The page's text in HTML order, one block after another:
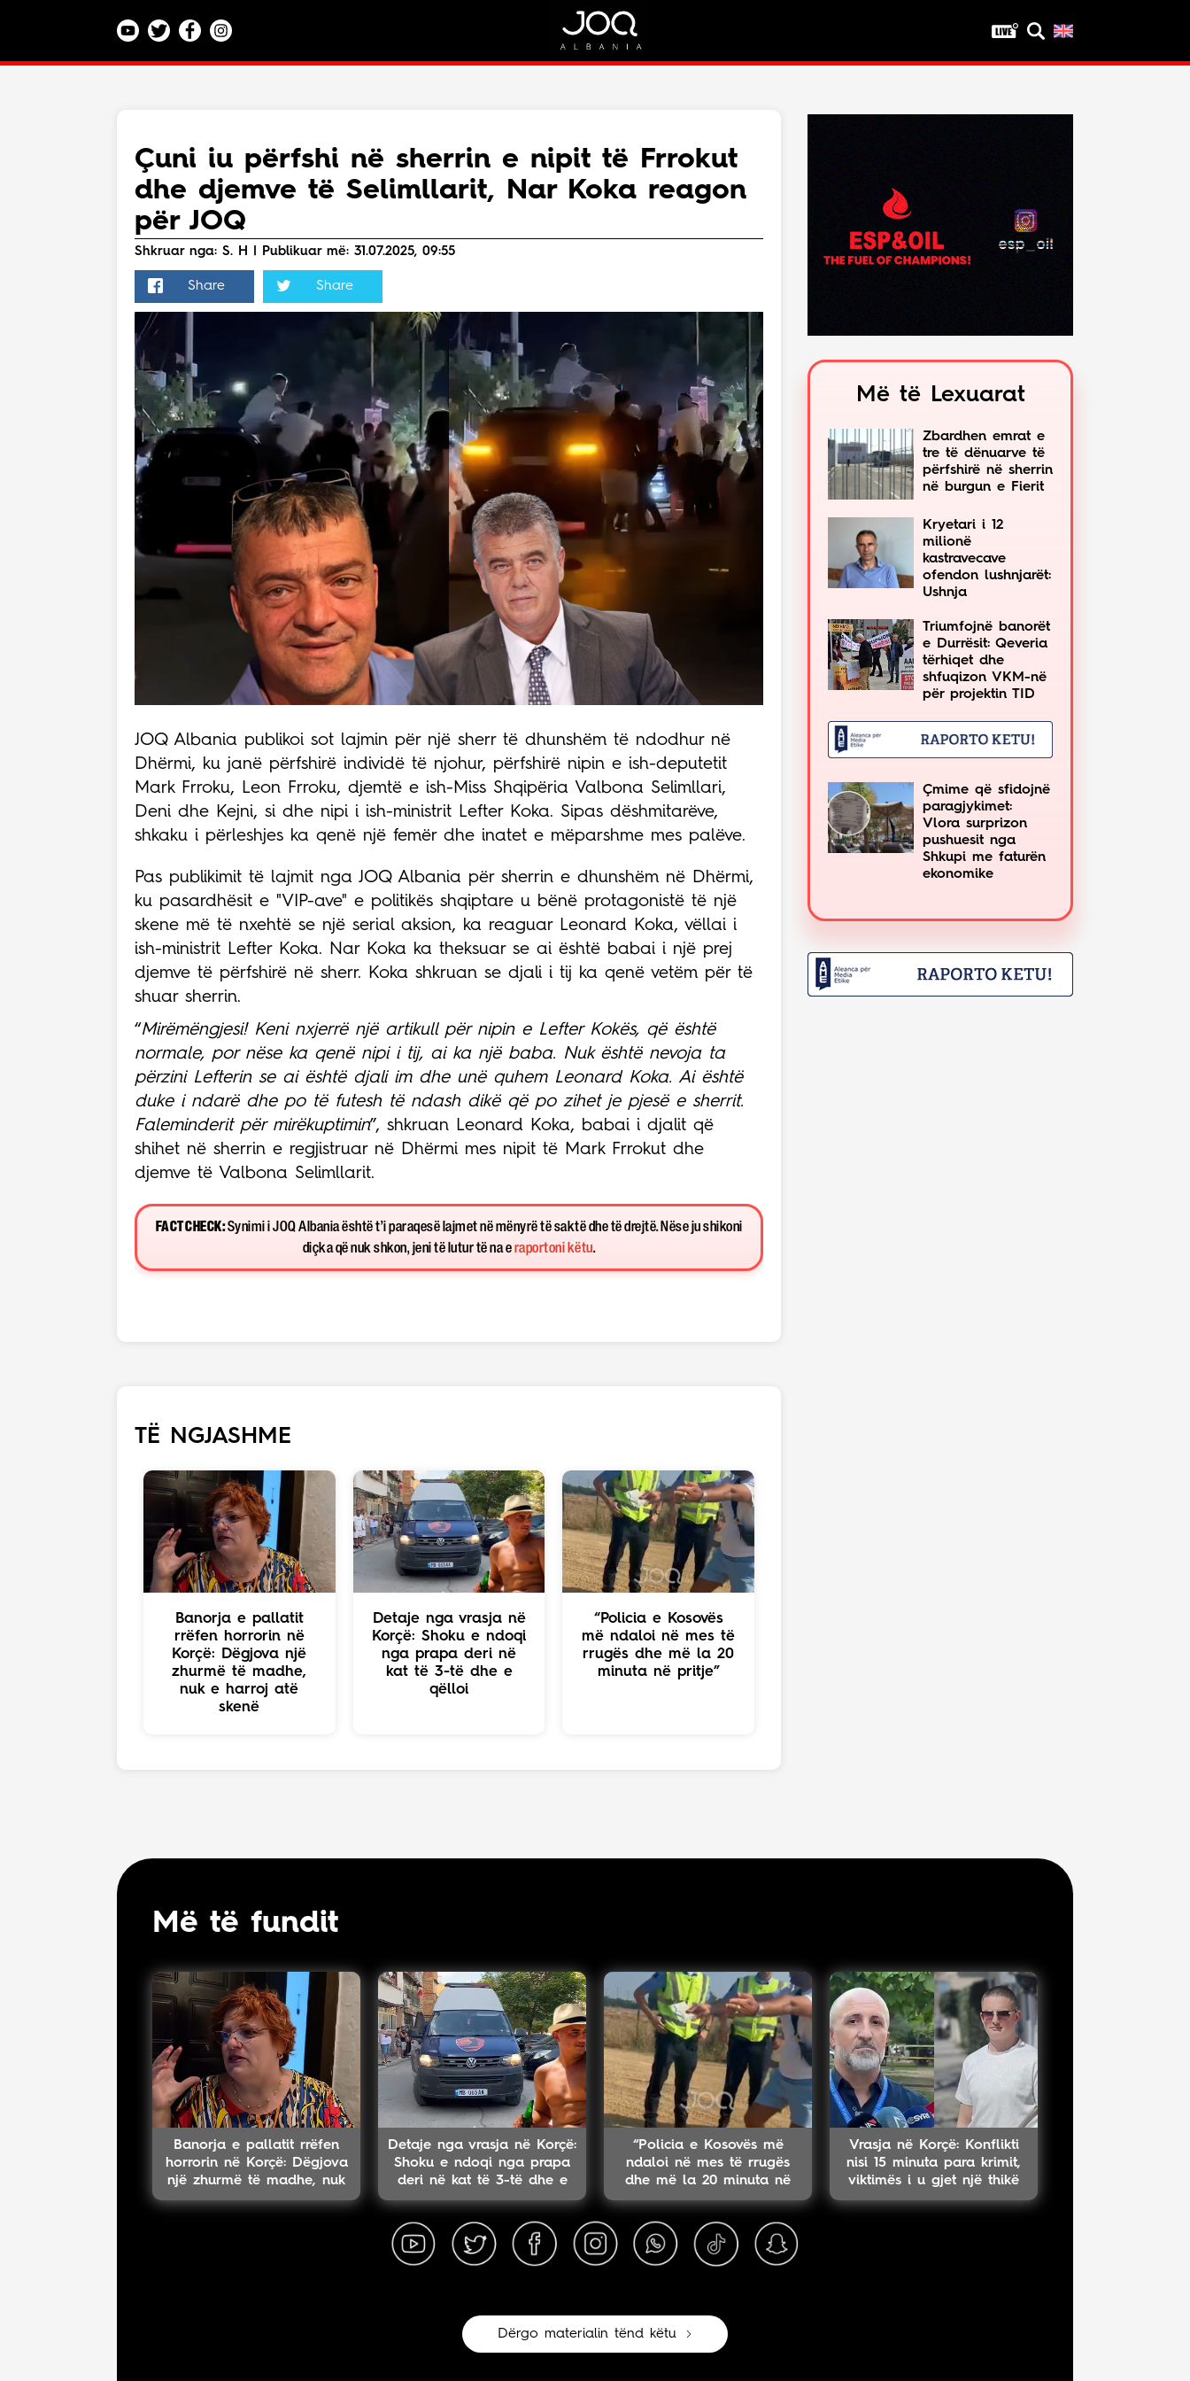
Lajme
Teknologji
Bota
Argëtim
Maqedoni
Puno me ne!
Live
Kontakt
Çuni iu përfshi në sherrin e nipit të Frrokut
dhe djemve të Selimllarit, Nar Koka reagon
për JOQ
Shkruar nga: S. H | Publikuar më: 31.07.2025, 09:55
Share Share
JOQ Albania publikoi sot lajmin për një sherr të dhunshëm të ndodhur në
Dhërmi, ku janë përfshirë individë të njohur, përfshirë nipin e ish-deputetit
Mark Frroku, Leon Frroku, djemtë e ish-Miss Shqipëria Valbona Selimllari,
Deni dhe Kejni, si dhe nipi i ish-ministrit Lefter Koka. Sipas dëshmitarëve,
shkaku i përleshjes ka qenë një femër dhe inatet e mëparshme mes palëve.
Pas publikimit të lajmit nga JOQ Albania për sherrin e dhunshëm në Dhërmi,
ku pasardhësit e "VIP-ave" e politikës shqiptare u bënë protagonistë të një
skene më të nxehtë se një serial aksion, ka reaguar Leonard Koka, vëllai i
ish-ministrit Lefter Koka. Nar Koka ka theksuar se ai është babai i një prej
djemve të përfshirë në sherr. Koka shkruan se djali i tij ka qenë vetëm për të
shuar sherrin.
“Mirëmëngjesi! Keni nxjerrë një artikull për nipin e Lefter Kokës, që është
normale, por nëse ka qenë nipi i tij, ai ka një baba. Nuk është nevoja ta
përzini Lefterin se ai është djali im dhe unë quhem Leonard Koka. Ai është
duke i ndarë dhe po të futesh të ndash dikë që po zihet je pjesë e sherrit.
Faleminderit për mirëkuptimin”, shkruan Leonard Koka, babai i djalit që
shihet në sherrin e regjistruar në Dhërmi mes nipit të Mark Frrokut dhe
djemve të Valbona Selimllarit.
FACT CHECK:Synimi i JOQ Albania është t’i paraqesë lajmet në mënyrë të saktë dhe të drejtë. Nëse ju shikoni
diçka që nuk shkon, jeni të lutur të na e raportoni këtu.
TË NGJASHME
Banorja e pallatit
rrëfen horrorin në
Korçë: Dëgjova një
zhurmë të madhe,
nuk e harroj atë
skenë
Detaje nga vrasja në
Korçë: Shoku e ndoqi
nga prapa deri në
kat të 3-të dhe e
qëlloi
“Policia e Kosovës
më ndaloi në mes të
rrugës dhe më la 20
minuta në pritje”
Më të Lexuarat
Zbardhen emrat e
tre të dënuarve të
përfshirë në sherrin
në burgun e Fierit
Kryetari i 12
milionë
kastravecave
ofendon lushnjarët:
Ushnja
Triumfojnë banorët
e Durrësit: Qeveria
tërhiqet dhe
shfuqizon VKM-në
për projektin TID
Çmime që sfidojnë
paragjykimet:
Vlora surprizon
pushuesit nga
Shkupi me faturën
ekonomike
Më të fundit
Banorja e pallatit rrëfen
horrorin në Korçë: Dëgjova
një zhurmë të madhe, nuk
e harroj atë skenë
Detaje nga vrasja në Korçë:
Shoku e ndoqi nga prapa
deri në kat të 3-të dhe e
qëlloi
“Policia e Kosovës më
ndaloi në mes të rrugës
dhe më la 20 minuta në
pritje”
Vrasja në Korçë: Konflikti
nisi 15 minuta para krimit,
viktimës i u gjet një thikë
në dorë
Dërgo materialin tënd këtu